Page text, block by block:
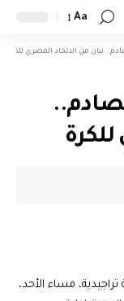
Aa
بيان من الاتحاد المصري للكرة
مساء الأحد،